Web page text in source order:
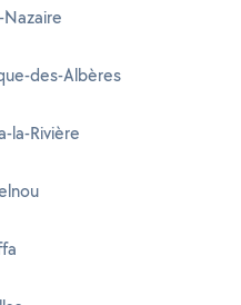
des-Albères
la-Rivière